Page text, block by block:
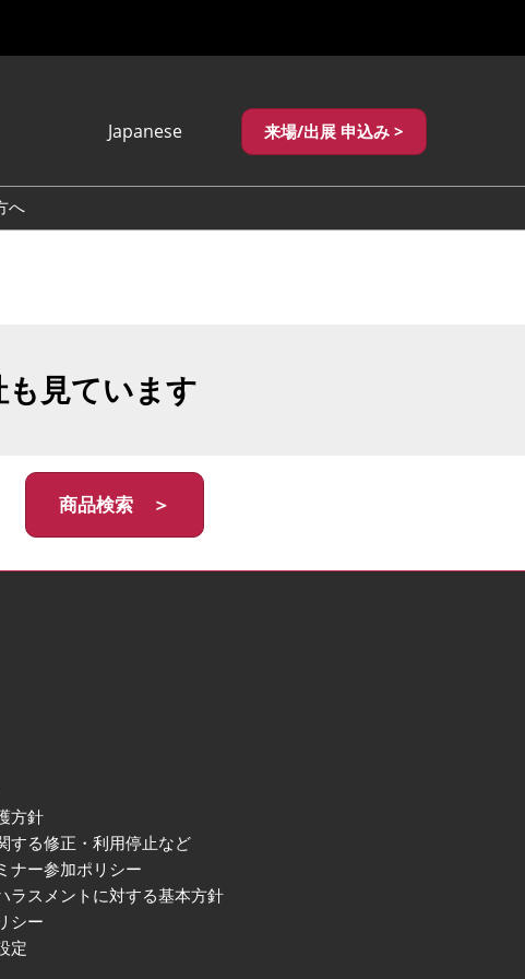
Japanese
繁體中文
来場/出展 申込み >
へ
見ています
商品検索 ＞
方針
する修正・利用停止など
ナー参加ポリシー
ラスメントに対する基本方針
シー
定